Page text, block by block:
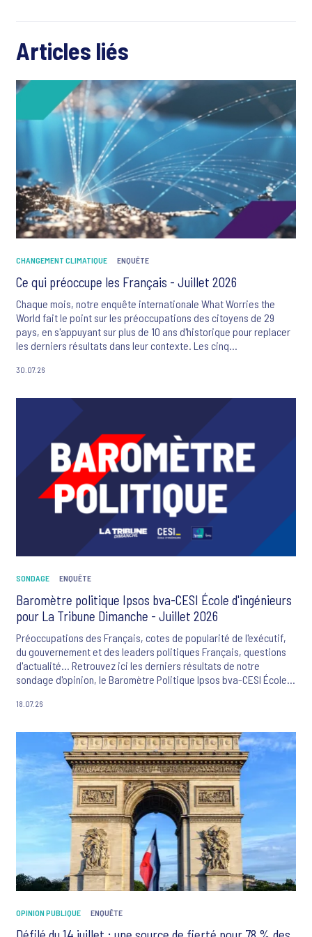
Articles liés
CHANGEMENT CLIMATIQUE ENQUÊTE
Ce qui préoccupe les Français - Juillet 2026
Chaque mois, notre enquête internationale What Worries the
World fait le point sur les préoccupations des citoyens de 29
pays, en s'appuyant sur plus de 10 ans d'historique pour replacer
les derniers résultats dans leur contexte. Les cinq
criminalité et la violence, le changement climatique, l'inflation, le
30.07.26
SONDAGE ENQUÊTE
Baromètre politique Ipsos bva-CESI École d'ingénieurs
pour La Tribune Dimanche - Juillet 2026
Préoccupations des Français, cotes de popularité de l'exécutif,
du gouvernement et des leaders politiques Français, questions
d'actualité... Retrouvez ici les derniers résultats de notre
sondage d'opinion, le Baromètre Politique Ipsos bva-CESI École
18.07.26
OPINION PUBLIQUE ENQUÊTE